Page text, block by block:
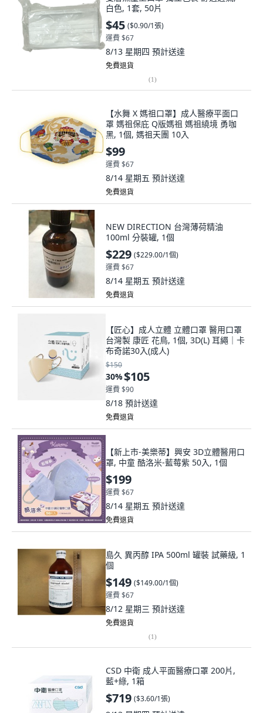
白色, 1套, 50片
$45 ($0.90/1張)
運費 $67
8/13 星期四 預計送達
免費退貨
(1)
【水舞 X 媽祖口罩】成人醫療平面口
罩 媽祖保庇 Q版媽祖 媽祖繞境 勇咖
黑, 1個, 媽祖天團 10入
$99
運費 $67
8/14 星期五 預計送達
免費退貨
NEW DIRECTION 台灣薄荷精油
100ml 分裝罐, 1個
$229 ($229.00/1個)
運費 $67
8/14 星期五 預計送達
免費退貨
【匠心】成人立體 立體口罩 醫用口罩
台灣製 康匠 花鳥, 1個, 3D(L) 耳繩｜卡
布奇諾30入(成人)
$150
30%$105
運費 $90
8/18 預計送達
免費退貨
【新上市-美樂蒂】興安 3D立體醫用口
罩, 中童 酷洛米-藍莓紫 50入, 1個
$199
運費 $67
8/14 星期五 預計送達
免費退貨
島久 異丙醇 IPA 500ml 罐裝 試藥級, 1
個
$149 ($149.00/1個)
運費 $67
8/12 星期三 預計送達
免費退貨
(1)
CSD 中衛 成人平面醫療口罩 200片,
藍+綠, 1箱
$719 ($3.60/1張)